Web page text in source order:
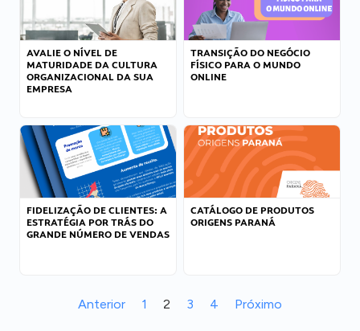
AVALIE O NÍVEL DE
MATURIDADE DA CULTURA
ORGANIZACIONAL DA SUA
EMPRESA
TRANSIÇÃO DO NEGÓCIO
FÍSICO PARA O MUNDO
ONLINE
FIDELIZAÇÃO DE CLIENTES: A
ESTRATÉGIA POR TRÁS DO
GRANDE NÚMERO DE VENDAS
CATÁLOGO DE PRODUTOS
ORIGENS PARANÁ
Anterior 1 2 3 4 Próximo